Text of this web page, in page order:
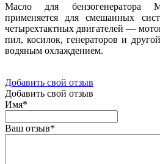
Масло для бензогенератора
применяется для смешанных
четырехтактных двигателей —
пил, косилок, генераторов и
водяным охлаждением.
Добавить свой отзыв
Добавить свой отзыв
Имя*
Ваш отзыв*